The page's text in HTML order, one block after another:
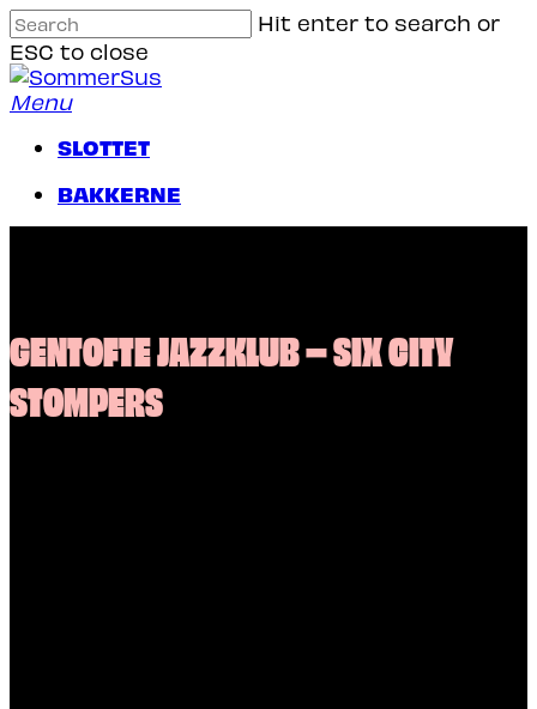
Skip
to
main
content
Hit enter to search or
ESC to close
Close
Search
Menu
SLOTTET
BAKKERNE
GENTOFTE JAZZKLUB – SIX CITY
STOMPERS